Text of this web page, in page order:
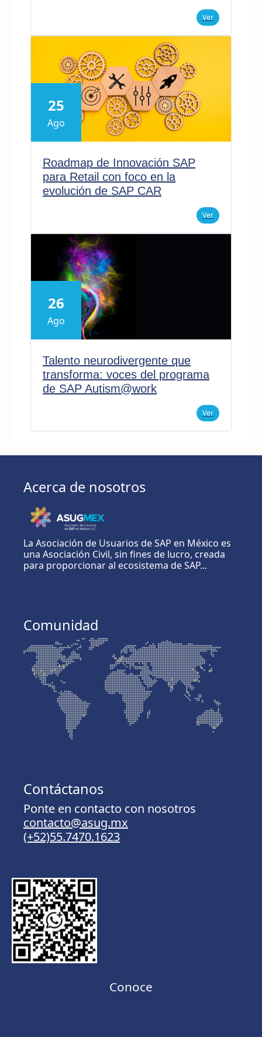
Ver
25
Ago
Roadmap de Innovación SAP
para Retail con foco en la
evolución de SAP CAR
Ver
26
Ago
Talento neurodivergente que
transforma: voces del programa
de SAP Autism@work
Ver
Acerca de nosotros
La Asociación de Usuarios de SAP en México es
una Asociación Civil, sin fines de lucro, creada
para proporcionar al ecosistema de SAP...
Comunidad
Contáctanos
Ponte en contacto con nosotros
contacto@asug.mx
(+52)55.7470.1623
Conoce